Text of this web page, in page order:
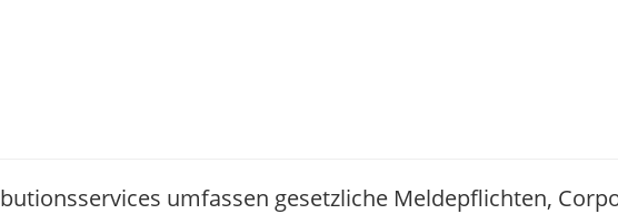
umfassen gesetzliche Meldepflichten,